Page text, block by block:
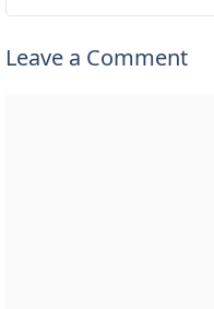
Leave a Comment